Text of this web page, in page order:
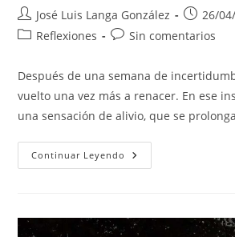
Autor
de
José Luis Langa González
de
26/
Categoría
entrada:
Reflexiones
Comentarios
entrada:
Sin comentarios
Después de una semana de
vuelto una vez más a renacer. En ese
una sensación de alivio, que se
Continuar Leyendo PERDONA
POR